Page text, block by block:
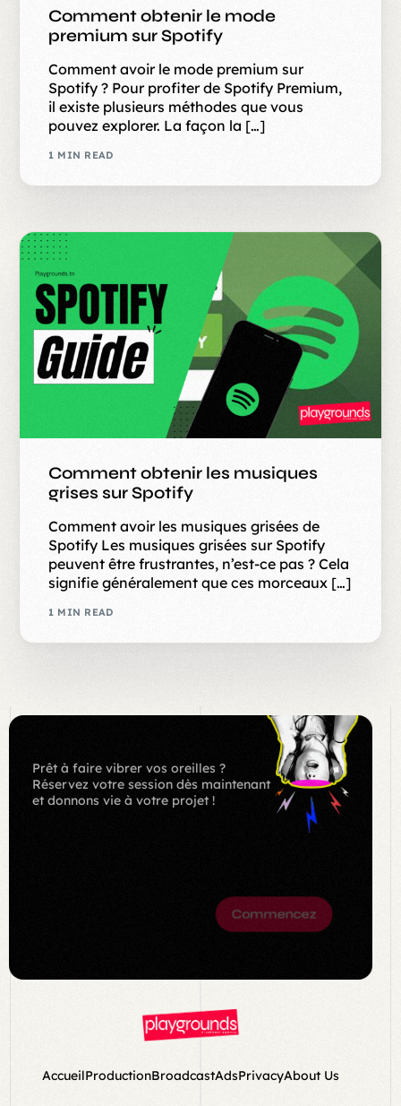
Comment obtenir le mode
premium sur Spotify
Comment avoir le mode premium sur
Spotify ? Pour profiter de Spotify Premium,
il existe plusieurs méthodes que vous
pouvez explorer. La façon la […]
1 MIN READ
Comment obtenir les musiques
grises sur Spotify
Comment avoir les musiques grisées de
Spotify Les musiques grisées sur Spotify
peuvent être frustrantes, n’est-ce pas ? Cela
signifie généralement que ces morceaux […]
1 MIN READ
Prêt à faire vibrer vos oreilles ?
Réservez votre session dès maintenant
et donnons vie à votre projet !
NOW
Commencez
AccueilProductionBroadcastAdsPrivacyAbout Us